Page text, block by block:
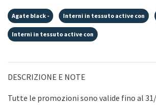
Agate black - Interni in tessuto active con
Interni in tessuto active con
DESCRIZIONE E NOTE
Tutte le promozioni sono valide fino al 31/